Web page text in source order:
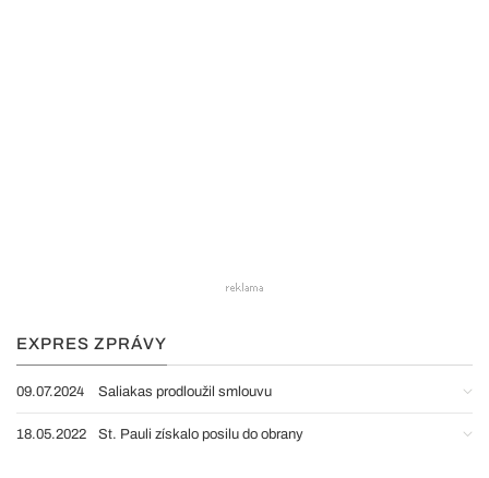
EXPRES ZPRÁVY
09.07.2024 Saliakas prodloužil smlouvu
18.05.2022 St. Pauli získalo posilu do obrany